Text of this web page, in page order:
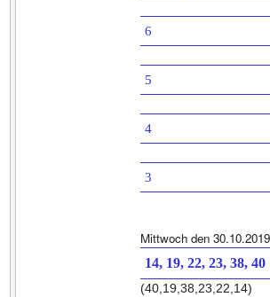
6
5
4
3
Mittwoch den 30.10.2019
14, 19, 22, 23, 38, 40
(40,19,38,23,22,14)